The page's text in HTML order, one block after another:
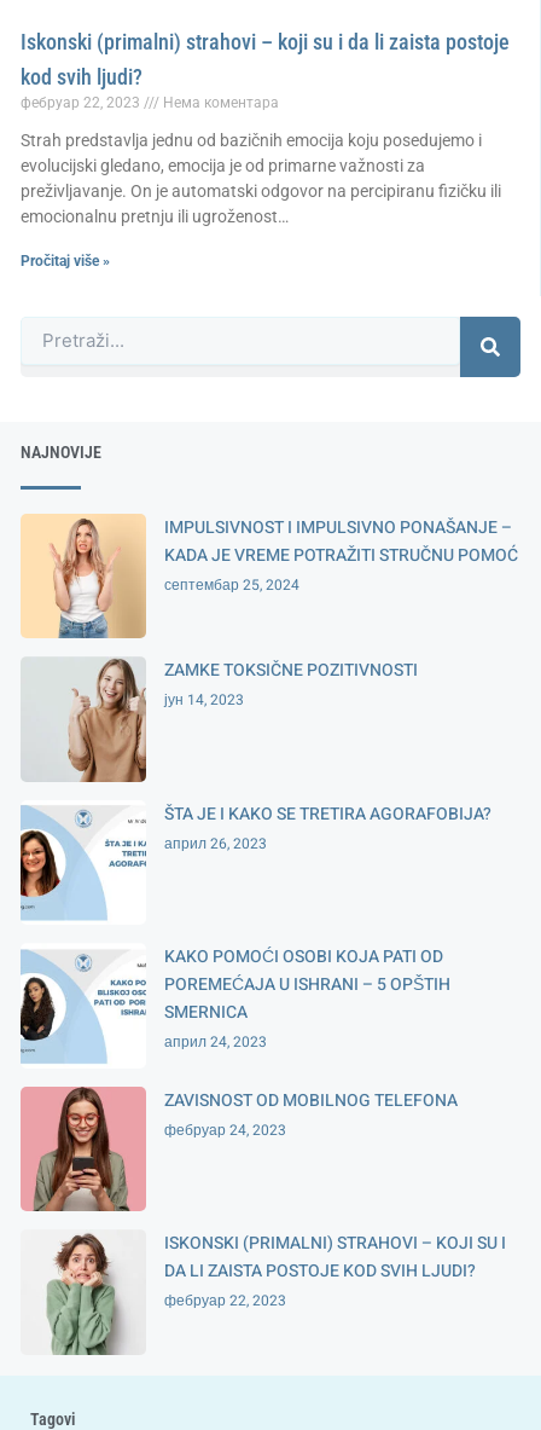
Iskonski (primalni) strahovi – koji su i da li zaista postoje
kod svih ljudi?
фебруар 22, 2023 Нема коментара
Strah predstavlja jednu od bazičnih emocija koju posedujemo i
evolucijski gledano, emocija je od primarne važnosti za
preživljavanje. On je automatski odgovor na percipiranu fizičku ili
emocionalnu pretnju ili ugroženost…
Pročitaj više »
NAJNOVIJE
IMPULSIVNOST I IMPULSIVNO PONAŠANJE –
KADA JE VREME POTRAŽITI STRUČNU POMOĆ
септембар 25, 2024
ZAMKE TOKSIČNE POZITIVNOSTI
јун 14, 2023
ŠTA JE I KAKO SE TRETIRA AGORAFOBIJA?
април 26, 2023
KAKO POMOĆI OSOBI KOJA PATI OD
POREMEĆAJA U ISHRANI – 5 OPŠTIH
SMERNICA
април 24, 2023
ZAVISNOST OD MOBILNOG TELEFONA
фебруар 24, 2023
ISKONSKI (PRIMALNI) STRAHOVI – KOJI SU I
DA LI ZAISTA POSTOJE KOD SVIH LJUDI?
фебруар 22, 2023
Tagovi